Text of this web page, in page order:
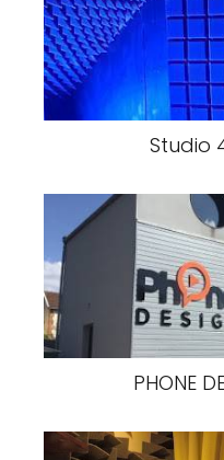
Studio
PHONE